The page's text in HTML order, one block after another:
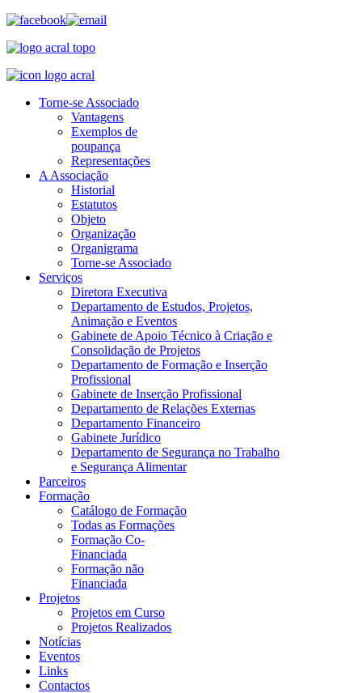
Torne-se Associado
Vantagens
Exemplos de
poupança
Representações
A Associação
Historial
Estatutos
Objeto
Organização
Organigrama
Torne-se Associado
Serviços
Diretora Executiva
Departamento de Estudos, Projetos,
Animação e Eventos
Gabinete de Apoio Técnico à Criação e
Consolidação de Projetos
Departamento de Formação e Inserção
Profissional
Gabinete de Inserção Profissional
Departamento de Relações Externas
Departamento Financeiro
Gabinete Jurídico
Departamento de Segurança no Trabalho
e Segurança Alimentar
Parceiros
Formação
Catálogo de Formação
Todas as Formações
Formação Co-
Financiada
Formação não
Financiada
Projetos
Projetos em Curso
Projetos Realizados
Notícias
Eventos
Links
Contactos